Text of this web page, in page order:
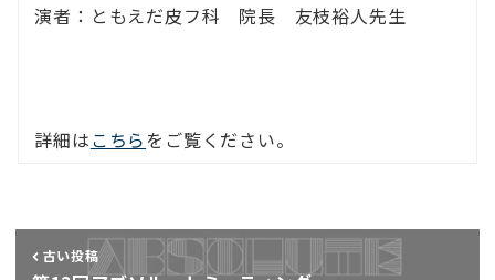
演者：ともえだ皮フ科 院長 友枝裕人先生
詳細はこちらをご覧ください。
古い投稿